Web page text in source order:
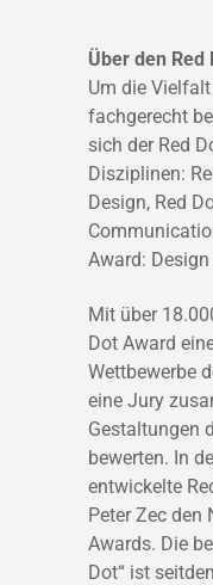
Über den Red
Um die
fachgerecht
sich der Red
Disziplinen:
Design, Red
Award:
Mit über
Dot Award
Wettbewerbe
eine Jury
Gestaltungen
bewerten. In
entwickelte
Peter Zec den
Awards. Die
Dot“ ist